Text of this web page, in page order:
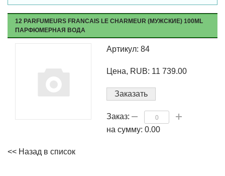
12 PARFUMEURS FRANCAIS LE CHARMEUR (МУЖСКИЕ) 100ML
ПАРФЮМЕРНАЯ ВОДА
Артикул: 84
Цена, RUB: 11 739.00
Заказать
Заказ:
на сумму: 0.00
<< Назад в список